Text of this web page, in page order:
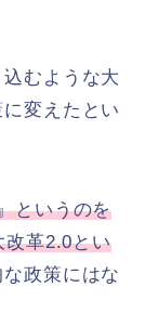
むような大
変えたとい
というのを
改革2.0とい
政策にはな